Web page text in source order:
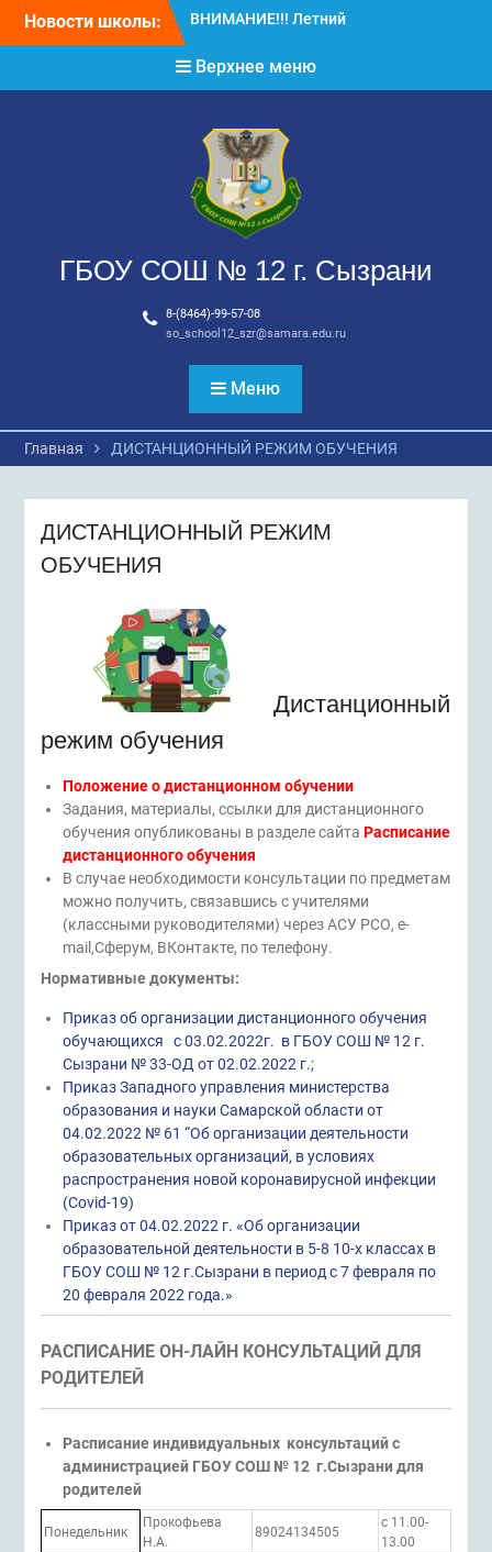
Новости школы:
ВНИМАНИЕ! ДЛЯ
ВНИМАНИЕ!!! Летний
отдых.
Верхнее меню
ГБОУ СОШ № 12 г. Сызрани
8-(8464)-99-57-08
so_school12_szr@samara.edu.ru
Меню
Главная ДИСТАНЦИОННЫЙ РЕЖИМ ОБУЧЕНИЯ
ДИСТАНЦИОННЫЙ РЕЖИМ
ОБУЧЕНИЯ
Дистанционный
режим обучения
Положение о дистанционном обучении
Задания, материалы, ссылки для дистанционного
обучения опубликованы в разделе сайта Расписание
дистанционного обучения
В случае необходимости консультации по предметам
можно получить, связавшись с учителями
(классными руководителями) через АСУ РСО, e-
mail,Сферум, ВКонтакте, по телефону.
Нормативные документы:
Приказ об организации дистанционного обучения
обучающихся с 03.02.2022г. в ГБОУ СОШ № 12 г.
Сызрани № 33-ОД от 02.02.2022 г.;
Приказ Западного управления министерства
образования и науки Самарской области от
04.02.2022 № 61 “Об организации деятельности
образовательных организаций, в условиях
распространения новой коронавирусной инфекции
(Covid-19)
Приказ от 04.02.2022 г. «Об организации
образовательной деятельности в 5-8 10-х классах в
ГБОУ СОШ № 12 г.Сызрани в период с 7 февраля по
20 февраля 2022 года.»
РАСПИСАНИЕ ОН-ЛАЙН КОНСУЛЬТАЦИЙ ДЛЯ
РОДИТЕЛЕЙ
Расписание индивидуальных консультаций с
администрацией ГБОУ СОШ № 12 г.Сызрани для
родителей
Понедельник
Прокофьева
Н.А.
89024134505
с 11.00-
13.00